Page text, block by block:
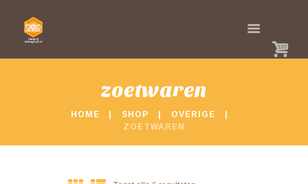
zoetwaren
HOME SHOP
OVERIGE
ZOETWAREN